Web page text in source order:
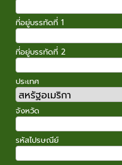
ที่อยู่บรรทัดที่ 1
ที่อยู่บรรทัดที่ 2
ประเทศ
จังหวัด
รหัสไปรษณีย์